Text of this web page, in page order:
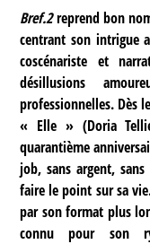
Bref.2reprend bon
centrant son intrigue
coscénariste et
désillusions
professionnelles. Dès
« Elle » (Doria
quarantième
job, sans argent,
faire le point sur sa
par son format plus
connu pour son